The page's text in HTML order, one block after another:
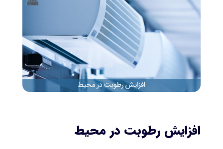
افزایش رطوبت در محیط